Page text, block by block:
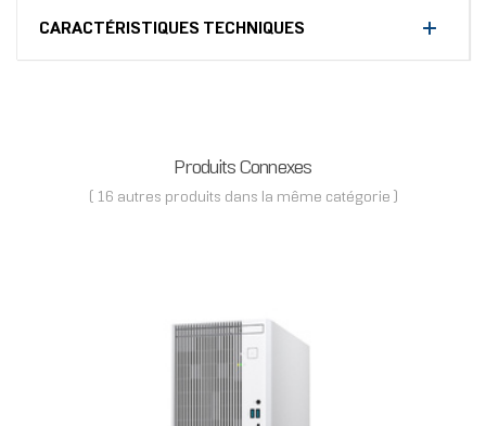
CARACTÉRISTIQUES TECHNIQUES
Produits Connexes
( 16 autres produits dans la même catégorie )